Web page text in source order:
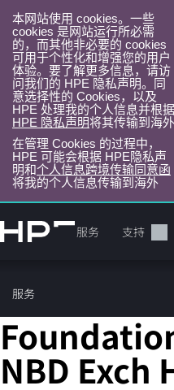
本网站使用 cookies。一些
cookies 是网站运行所必需
的，而其他非必要的 cookies
可用于个性化和增强您的用户
体验。要了解更多信息，请访
问我们的 HPE 隐私声明。同
意选择性的 Cookies，以及
HPE 处理我的个人信息并根据
HPE 隐私声明将其传输到海外
在管理 Cookies 的过程中，
HPE 可能会根据 HPE隐私声
明和个人信息跨境传输同意函
将我的个人信息传输到海外
转
到
目
录
产品 服务 支持
服务
HPE
NBD Exch